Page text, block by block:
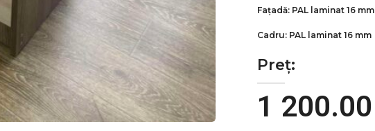
Fațadă: PAL laminat 16 mm
Cadru: PAL laminat 16 mm
Preț:
1 200.00